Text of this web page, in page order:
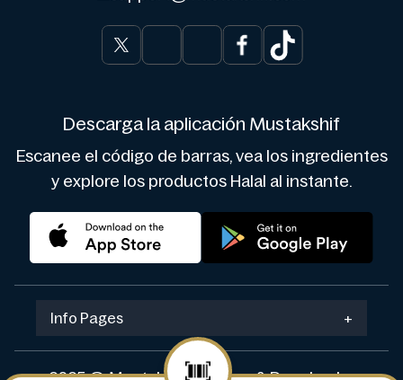
Descarga la aplicación Mustakshif
Escanee el código de barras, vea los ingredientes
y explore los productos Halal al instante.
Info Pages +